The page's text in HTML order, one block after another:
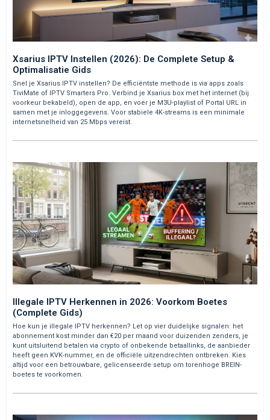
Xsarius IPTV Instellen (2026): De Complete Setup &
Optimalisatie Gids
Snel je Xsarius IPTV instellen? De efficiëntste methode is via apps zoals
TiviMate of IPTV Smarters Pro. Verbind je Xsarius box met het internet (bij
voorkeur bekabeld), open de app, en voer je M3U-playlist of Portal URL in
samen met je inloggegevens. Voor stabiele 4K-streams is een minimale
internetsnelheid van 25 Mbps vereist.
Illegale IPTV Herkennen in 2026: Voorkom Boetes
(Complete Gids)
Hoe kun je illegale IPTV herkennen? Let op vier duidelijke signalen: het
abonnement kost minder dan €20 per maand voor duizenden zenders, je
kunt uitsluitend betalen via crypto of onbekende betaallinks, de aanbieder
heeft geen KVK-nummer, en de officiële uitzendrechten ontbreken. Kies
altijd voor een betrouwbare, gelicenseerde setup om torenhoge BREIN-
boetes te voorkomen.